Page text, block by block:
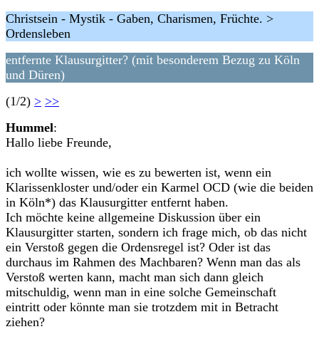
Christsein - Mystik - Gaben, Charismen, Früchte. >
Ordensleben
entfernte Klausurgitter? (mit besonderem Bezug zu Köln
und Düren)
(1/2) > >>
Hummel:
Hallo liebe Freunde,
ich wollte wissen, wie es zu bewerten ist, wenn ein
Klarissenkloster und/oder ein Karmel OCD (wie die beiden
in Köln*) das Klausurgitter entfernt haben.
Ich möchte keine allgemeine Diskussion über ein
Klausurgitter starten, sondern ich frage mich, ob das nicht
ein Verstoß gegen die Ordensregel ist? Oder ist das
durchaus im Rahmen des Machbaren? Wenn man das als
Verstoß werten kann, macht man sich dann gleich
mitschuldig, wenn man in eine solche Gemeinschaft
eintritt oder könnte man sie trotzdem mit in Betracht
ziehen?